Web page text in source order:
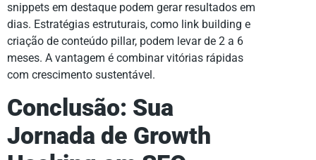
snippets em destaque podem gerar resultados em
dias. Estratégias estruturais, como link building e
criação de conteúdo pillar, podem levar de 2 a 6
meses. A vantagem é combinar vitórias rápidas
com crescimento sustentável.
Conclusão: Sua
Jornada de Growth